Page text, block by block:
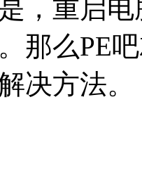
，重启
那么PE
决方法。